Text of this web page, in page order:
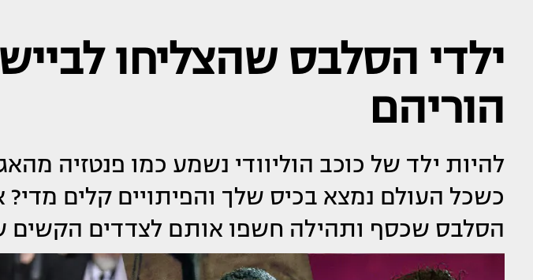
ילדי הסלבס שהצליחו
הוריהם
להיות ילד של כוכב הוליוודי נשמע כמו פנטזיה
כשכל העולם נמצא בכיס שלך והפיתויים קלים מדי?
הסלבס שכסף ותהילה חשפו אותם לצדדים הקשים